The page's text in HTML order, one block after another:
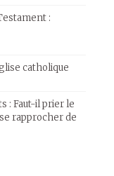
:
catholique
: Faut-il prier le
rapprocher de